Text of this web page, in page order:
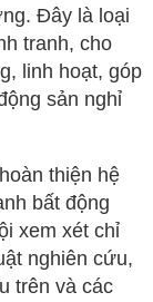
Đây là loại
tranh, cho
linh hoạt, góp
sản nghỉ
thiện hệ
bất động
xem xét chỉ
nghiên cứu,
trên và các